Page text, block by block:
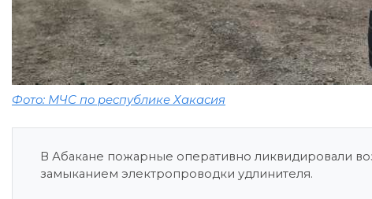
Фото: МЧС по республике Хакасия
В Абакане пожарные оперативно ликвидировали
замыканием электропроводки удлинителя.